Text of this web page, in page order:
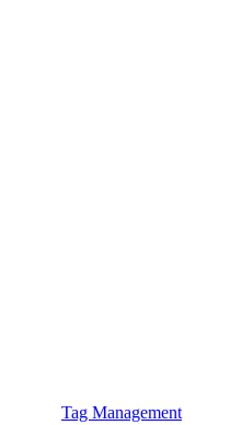
Tag Management